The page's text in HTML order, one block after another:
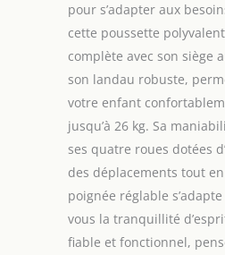
pour s’adapter aux
cette poussette
complète avec son siège
son landau robuste,
votre enfant
jusqu’à 26 kg. Sa
ses quatre roues dotées
des déplacements tout
poignée réglable
vous la tranquillité
fiable et fonctionnel,